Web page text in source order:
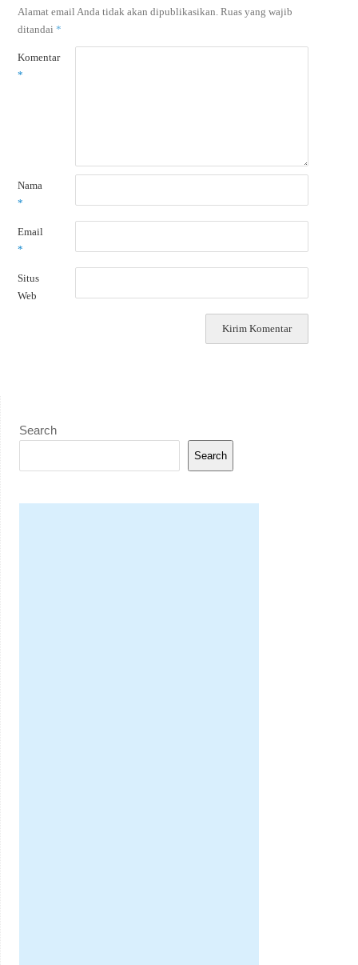
Alamat email Anda tidak akan dipublikasikan. Ruas yang wajib
ditandai *
Komentar
*
Nama
*
Email
*
Situs
Web
Search
Search